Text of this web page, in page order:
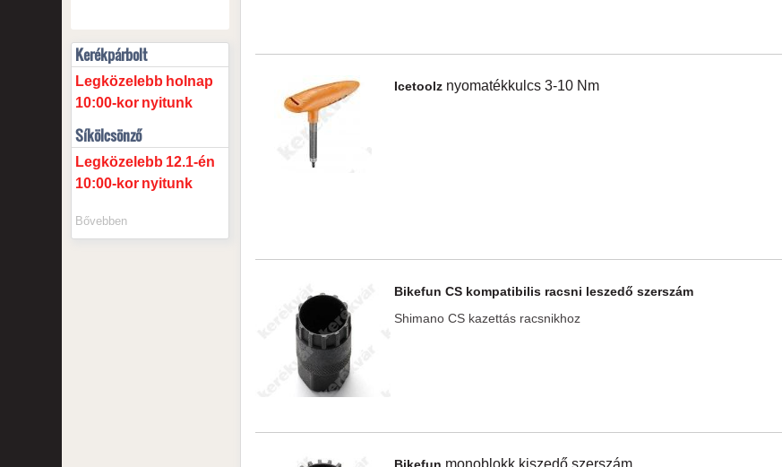
Kerékpárbolt
Legközelebb holnap
10:00-kor nyitunk
Síkölcsönző
Legközelebb 12.1-én
10:00-kor nyitunk
Bővebben
Icetoolz nyomatékkulcs 3-10 Nm
Bikefun CS kompatibilis racsni leszedő szerszám
Shimano CS kazettás racsnikhoz
monoblokk kiszedő szerszám